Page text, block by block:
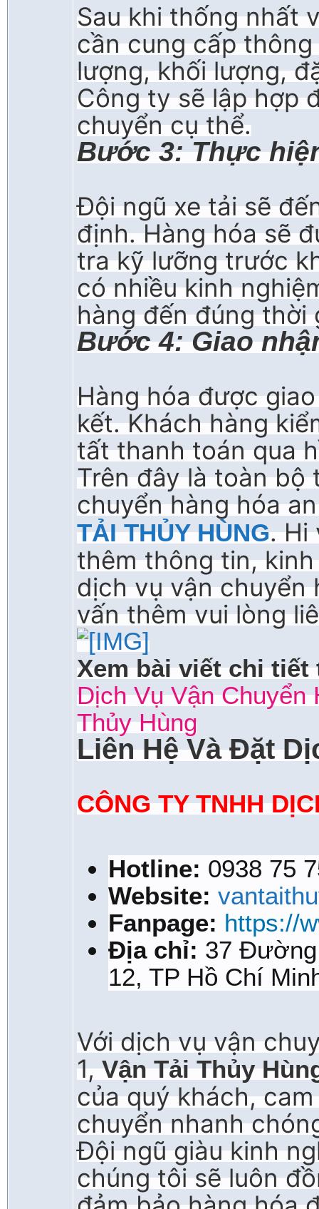
Sau khi thống nhất
cần cung cấp
lượng, khối lượng,
Công ty sẽ lập hợp
chuyển cụ thể.
Bước 3: Thực
Đội ngũ xe tải sẽ
định. Hàng hóa sẽ
tra kỹ lưỡng trước
có nhiều kinh
hàng đến đúng thời
Bước 4: Giao
Hàng hóa được
kết. Khách hàng
tất thanh toán qua
Trên đây là toàn bộ
chuyển hàng hóa
TẢI THỦY HÙNG. Hi
thêm thông tin,
dịch vụ vận chuyển
vấn thêm vui lòng
Xem bài viết chi tiết
Dịch Vụ Vận Chuyển
Thủy Hùng
Liên Hệ Và Đặt
CÔNG TY TNHH
Hotline: 0938 75
Website:
Fanpage: https://
Địa chỉ: 37 Đường
12, TP Hồ Chí
Với dịch vụ vận
1,Vận Tải Thủy
của quý khách,
chuyển nhanh
Đội ngũ giàu kinh
chúng tôi sẽ luôn